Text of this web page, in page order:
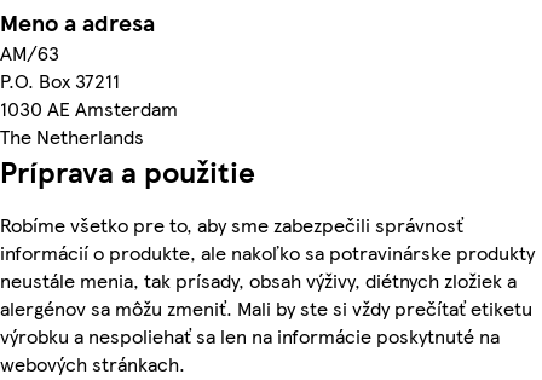
Meno a adresa
AM/63
P.O. Box 37211
1030 AE Amsterdam
The Netherlands
Príprava a použitie
Robíme všetko pre to, aby sme zabezpečili správnosť
informácií o produkte, ale nakoľko sa potravinárske produkty
neustále menia, tak prísady, obsah výživy, diétnych zložiek a
alergénov sa môžu zmeniť. Mali by ste si vždy prečítať etiketu
výrobku a nespoliehať sa len na informácie poskytnuté na
webových stránkach.